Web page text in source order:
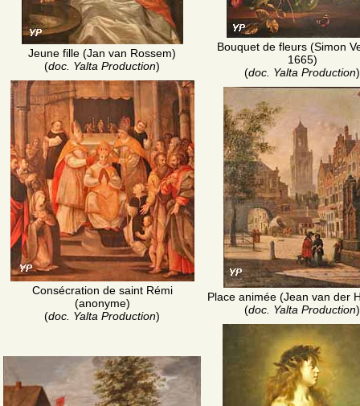
Jeune fille (Jan van Rossem)
(doc. Yalta Production)
Bouquet de fleurs (Simon
1665)
(doc. Yalta Production)
Consécration de saint Rémi
(anonyme)
(doc. Yalta Production)
Place animée (Jean van der
(doc. Yalta Production)